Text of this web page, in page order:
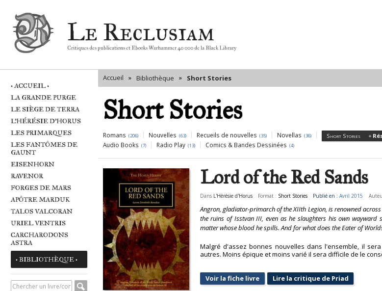
Le Reclusiam
Critiques des publications et Ebooks Warhammer 40 000 de la Black Library
• ACCUEIL •
LA GRANDE PURGE
LE SIÈGE DE TERRA
L'HÉRÉSIE D'HORUS
LES PRIMARQUES
LES FANTÔMES DE
GAUNT
EISENHORN
RAVENOR
FORGES DE MARS
APÔTRE MARDUK
TALOS VALCORAN
URIEL VENTRIS
CARCHARODONS
ASTRA
• BIBLIOTHÈQUE •
Accueil » Bibliothèque » Short Stories
Short Stories
Romans (206) Nouvelles (63) Recueils de nouvelles (35) Novellas (36) Short Stories
Audio Books (7) Radio Play (13) Comics & Bandes Dessinées (4)
Lord of the Red Sands
Dans L'Hérésie d'Horus Format : Short Stories Publié en :Avril 2015
Angron, gladiator-primarch of the XIIth Legion, is renowned
the ruins of Isstvan III, even as he slaughters his own
matter whose blood he spills. And for what does the Eater of
Malgré d'assez bonnes nouvelles dans l'ensemble, il
autres. Moins épique et moins varié il sera difficile de le
Voir la fiche livre Lire la critique de Priad
Pages